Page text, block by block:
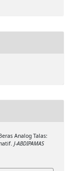
Analog Talas:
J-ABDIPAMAS